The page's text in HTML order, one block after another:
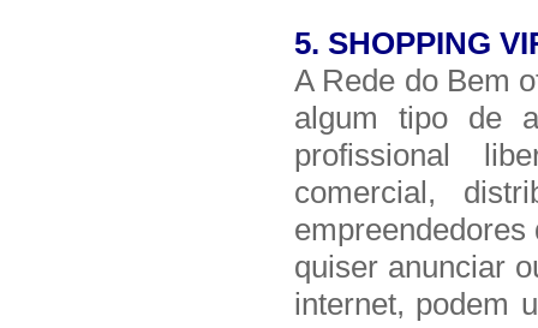
5. SHOPPING
A Rede do Bem
algum tipo de
profissional
comercial,
quiser anunciar
internet, podem